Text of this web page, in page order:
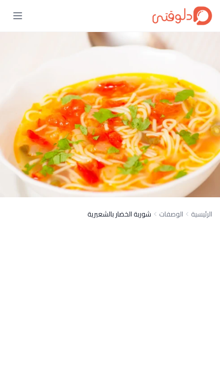
الرئيسية الوصفات شوربة الخضار بالشعيرية